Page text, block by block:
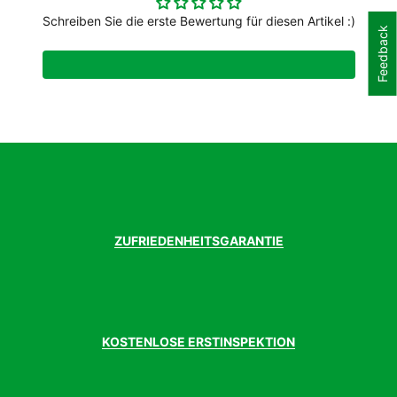
Schweiß. Optisch überzeugt das Modell mit Schlichtheit in
Kombination mit dezenten stylishen Akzenten, zum Beispiel
dem farblich abgesetzten ROECKL SPORTS Händchen am
Modelljahr
2023
Schreiben Sie die erste Bewertung für diesen Artikel :)
ZUFRIEDENHEITSGARANTIE
KOSTENLOSE ERSTINSPEKTION
Feedback